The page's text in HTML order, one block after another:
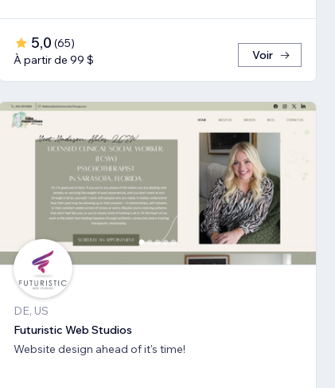
5,0 (65)
À partir de 99 $
Voir
DE, US
Futuristic Web Studios
Website design ahead of it's time!